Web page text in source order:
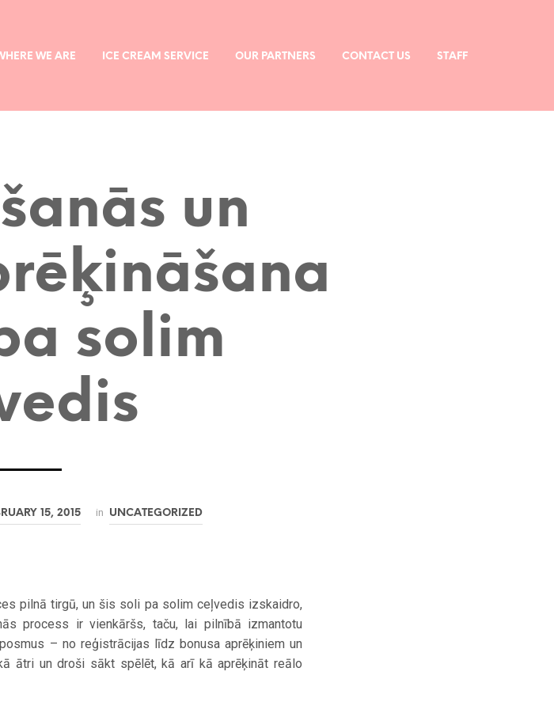
WE ARE ICE CREAM SERVICE OUR PARTNERS CONTACT US STAFF
un
solim
15, 2015 in UNCATEGORIZED
pilnā tirgū, un šis soli pa solim ceļvedis izskaidro,
process ir vienkāršs, taču, lai pilnībā izmantotu
– no reģistrācijas līdz bonusa aprēķiniem un
ātri un droši sākt spēlēt, kā arī kā aprēķināt reālo